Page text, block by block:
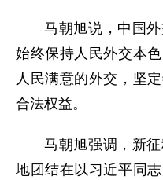
马朝旭说，中国
始终保持人民外交本
人民满意的外交，坚
合法权益。
马朝旭强调，新
地团结在以习近平同